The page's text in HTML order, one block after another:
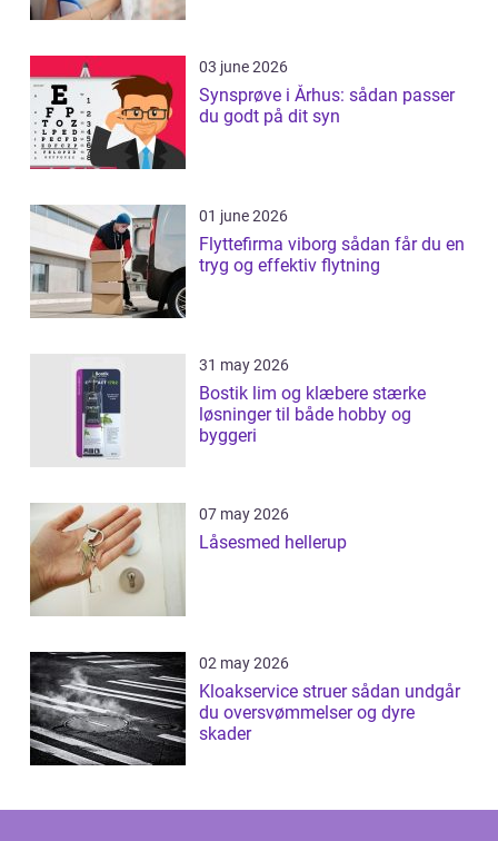
03 june 2026
Synsprøve i Århus: sådan passer
du godt på dit syn
01 june 2026
Flyttefirma viborg sådan får du en
tryg og effektiv flytning
31 may 2026
Bostik lim og klæbere stærke
løsninger til både hobby og
byggeri
07 may 2026
Låsesmed hellerup
02 may 2026
Kloakservice struer sådan undgår
du oversvømmelser og dyre
skader